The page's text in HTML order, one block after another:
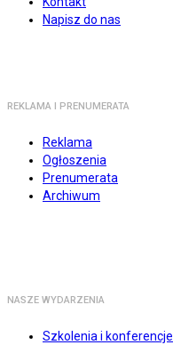
Napisz do nas
REKLAMA I PRENUMERATA
Reklama
Ogłoszenia
Prenumerata
Archiwum
NASZE WYDARZENIA
Szkolenia i konferencje